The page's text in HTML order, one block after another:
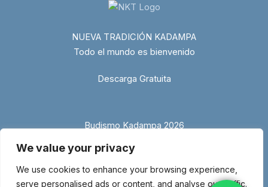
We value your privacy
We use cookies to enhance your browsing experience,
serve personalised ads or content, and analyse our traffic.
NUEVA TRADICIÓN KADAMPA
Todo el mundo es bienvenido
Descarga Gratuita
Budismo Kadampa 2026